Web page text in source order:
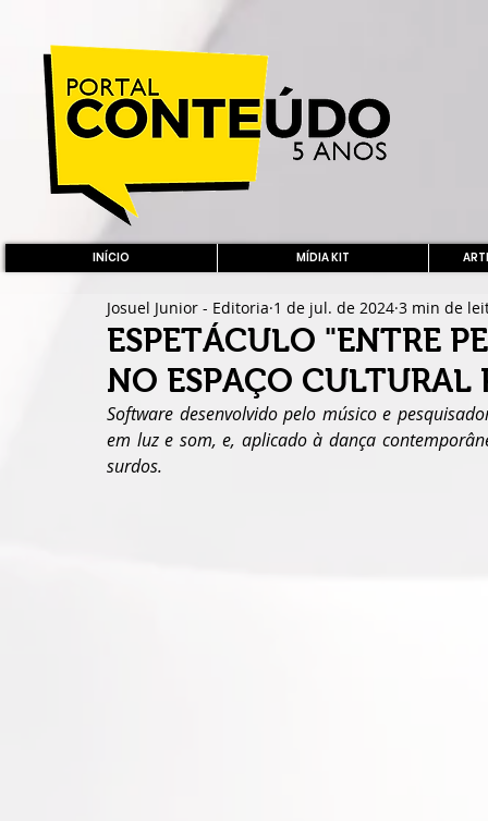
INÍCIO MÍDIA KIT
ESPETÁCULO "ENTRE
NO ESPAÇO CULTURAL
Josuel Junior - Editoria 1 de jul. de 2024 3 min de
Software desenvolvido pelo músico e
em luz e som, e, aplicado à dança
surdos.